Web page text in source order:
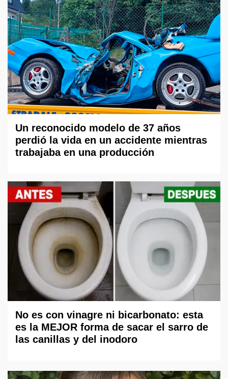
Un reconocido modelo de 37 años
perdió la vida en un accidente mientras
trabajaba en una producción
No es con vinagre ni bicarbonato: esta
es la MEJOR forma de sacar el sarro de
las canillas y del inodoro